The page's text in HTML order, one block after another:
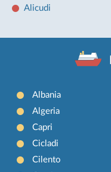
Alicudi
Albania
Algeria
Capri
Cicladi
Cilento